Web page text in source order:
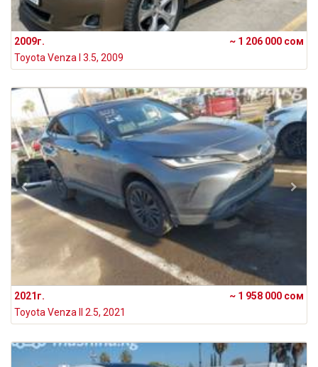
2009г.
~ 1 206 000 сом
Toyota Venza I 3.5, 2009
2021г.
~ 1 958 000 сом
Toyota Venza II 2.5, 2021